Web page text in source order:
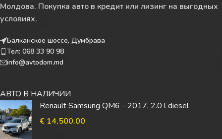
Молдова. Покупка авто в кредит или лизинг на выгодных
условиях.
Балканское шоссе, Думбрава
Тел: 068 33 90 98
info@avtodom.md
АВТО В НАЛИЧИИ
Renault Samsung QM6 - 2017, 2.0 l diesel
€ 14,500.00